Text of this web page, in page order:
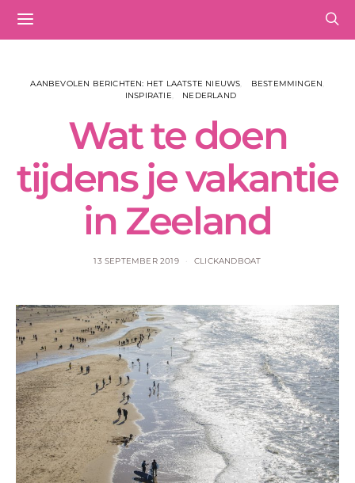
AANBEVOLEN BERICHTEN: HET LAATSTE NIEUWS
BESTEMMINGEN
INSPIRATIE
NEDERLAND
Wat te doen
tijdens je vakantie
in Zeeland
13 SEPTEMBER 2019 CLICKANDBOAT